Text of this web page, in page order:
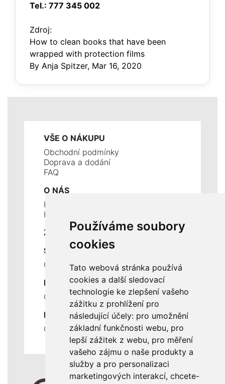
Používáme soubory
cookies
Tato webová stránka používá
cookies a další sledovací
technologie ke zlepšení vašeho
zážitku z prohlížení pro
následující účely: pro umožnění
základní funkčnosti webu, pro
lepší zážitek z webu, pro měření
vašeho zájmu o naše produkty a
služby a pro personalizaci
marketingových interakcí, chcete-
Tel.: 777 345 002
Zdroj:
How to clean books that have been
wrapped with protection films
By Anja Spitzer, Mar 16, 2020
VŠE O NÁKUPU
Obchodní podmínky
Doprava a dodání
FAQ
O NÁS
Kontakty
Historie a současnost
ZÁKLADNÍ ÚDAJE
SLUŽBY
Ceník servisních prací
DŮLEŽITÉ INFORMACE
Ochrana osobních údajů
RYCHLÉ ODKAZY
Odstoupení od smlouvy